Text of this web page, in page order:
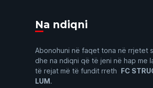
Na ndiqni
Abonohuni në faqet tona në rrjetet
dhe na ndiqni që të jeni në hap me
të rejat më të fundit rreth FC
LUM.